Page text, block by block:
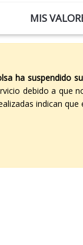
MIS
ha suspendido
debido a que
indican